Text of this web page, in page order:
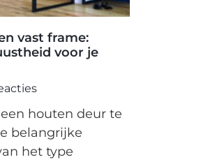
vast frame:
voor je
houten deur te
belangrijke
het type